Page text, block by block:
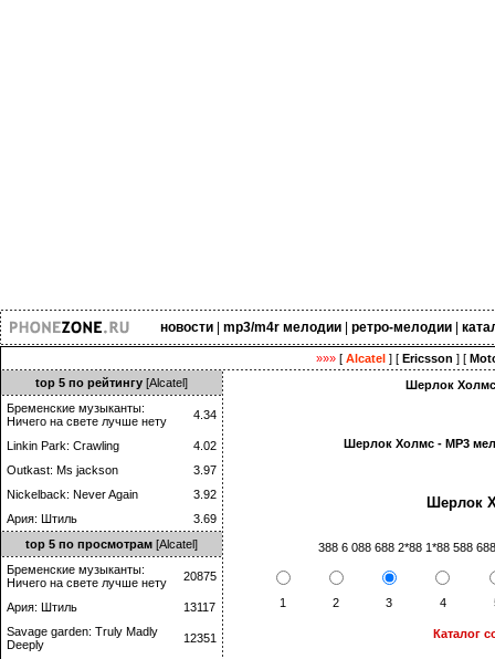
новости| mp3/m4r мелодии| ретро-мелодии|
»»»[ Alcatel] [ Ericsson ] [
top 5 по рейтингу [Alcatel]
Бременские музыканты:
Ничего на свете лучше нету
4.34
Linkin Park: Crawling
4.02
Outkast: Ms jackson
3.97
Nickelback: Never Again
3.92
Ария: Штиль
3.69
top 5 по просмотрам [Alcatel]
Бременские музыканты:
Ничего на свете лучше нету
20875
Ария: Штиль
13117
Savage garden: Truly Madly
Deeply
12351
Шерлок
Шерлок Холмс - MP3
Шерлок
388 6 088 688 2*88 1*88 588
1 2 3 4
Каталог